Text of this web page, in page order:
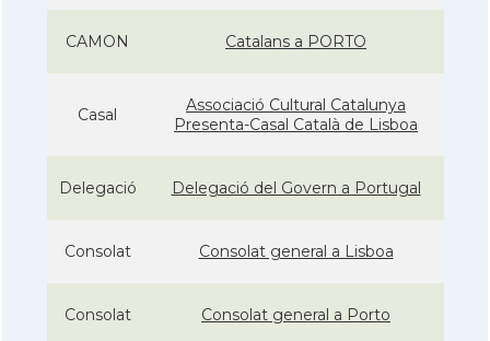
CAMON Catalans a PORTO
Casal
Associació Cultural Catalunya
Presenta-Casal Català de Lisboa
Delegació Delegació del Govern a Portugal
Consolat Consolat general a Lisboa
Consolat Consolat general a Porto